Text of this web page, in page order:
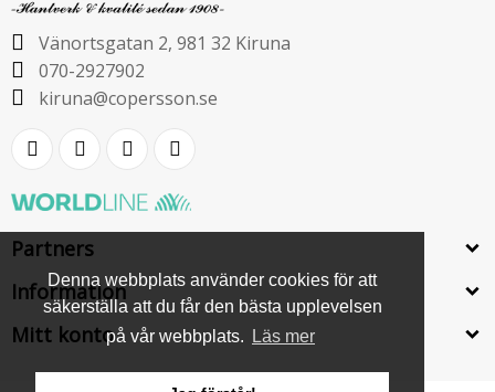
Denna webbplats använder cookies för att
säkerställa att du får den bästa upplevelsen
på vår webbplats.
Läs mer
Vänortsgatan 2, 981 32 Kiruna
070-2927902
kiruna@copersson.se
Partners
Information
Mitt konto